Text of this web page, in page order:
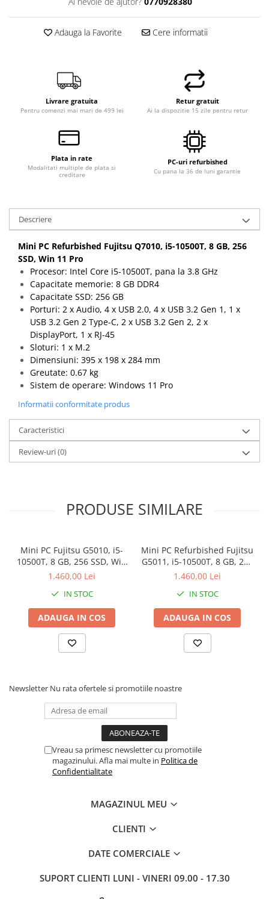
Adauga la Favorite Cere informatii
Livrare gratuita
Pentru comenzi mai mari de 499 lei
Retur gratuit
Ai la dispozitie 15 zile pentru retur
Plata in rate
Modalitati multiple de plata si
creditare
PC-uri refurbished
Cu pana la 36 de luni garantie
Descriere
Mini PC Refurbished Fujitsu Q7010, i5-10500T, 8 GB, 256
SSD, Win 11 Pro
Procesor: Intel Core i5-10500T, pana la 3.8 GHz
Capacitate memorie: 8 GB DDR4
Capacitate SSD: 256 GB
Porturi: 2 x Audio, 4 x USB 2.0, 4 x USB 3.2 Gen 1, 1 x
USB 3.2 Gen 2 Type-C, 2 x USB 3.2 Gen 2, 2 x
DisplayPort, 1 x RJ-45
Sloturi: 1 x M.2
Dimensiuni: 395 x 198 x 284 mm
Greutate: 0.67 kg
Sistem de operare: Windows 11 Pro
Informatii conformitate produs
Caracteristici
Review-uri(0)
PRODUSE SIMILARE
Mini PC Fujitsu G5010, i5-
10500T, 8 GB, 256 SSD, Win
11 Pro
1.460,00 Lei
IN STOC
ADAUGA IN COS
Mini PC Refurbished Fujitsu
G5011, i5-10500T, 8 GB, 256
SSD, Win 11 Pro
1.460,00 Lei
IN STOC
ADAUGA IN COS
Newsletter Nu rata ofertele si promotiile noastre
Vreau sa primesc newsletter cu promotiile
magazinului. Afla mai multe in Politica de
Confidentialitate
MAGAZINUL MEU
CLIENTI
DATE COMERCIALE
SUPORT CLIENTI LUNI - VINERI 09.00 - 17.30